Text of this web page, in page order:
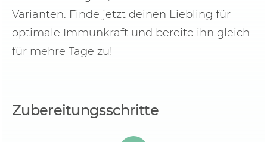
Varianten. Finde jetzt deinen Liebling für
optimale Immunkraft und bereite ihn gleich
für mehre Tage zu!
Zubereitungsschritte